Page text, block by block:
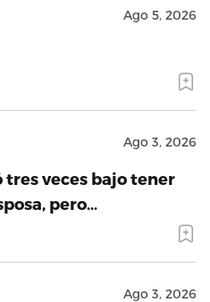
Ago 5, 2026
Ago 3, 2026
tres veces bajo tener
pero…
Ago 3, 2026